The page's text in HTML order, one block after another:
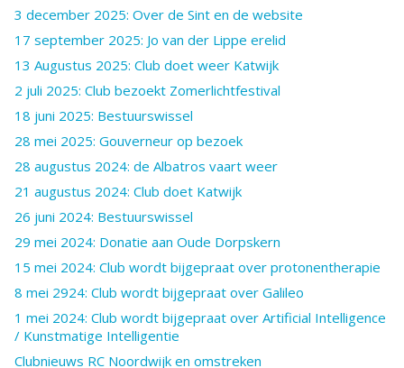
3 december 2025: Over de Sint en de website
17 september 2025: Jo van der Lippe erelid
13 Augustus 2025: Club doet weer Katwijk
2 juli 2025: Club bezoekt Zomerlichtfestival
18 juni 2025: Bestuurswissel
28 mei 2025: Gouverneur op bezoek
28 augustus 2024: de Albatros vaart weer
21 augustus 2024: Club doet Katwijk
26 juni 2024: Bestuurswissel
29 mei 2024: Donatie aan Oude Dorpskern
15 mei 2024: Club wordt bijgepraat over protonentherapie
8 mei 2924: Club wordt bijgepraat over Galileo
1 mei 2024: Club wordt bijgepraat over Artificial Intelligence
/ Kunstmatige Intelligentie
Clubnieuws RC Noordwijk en omstreken